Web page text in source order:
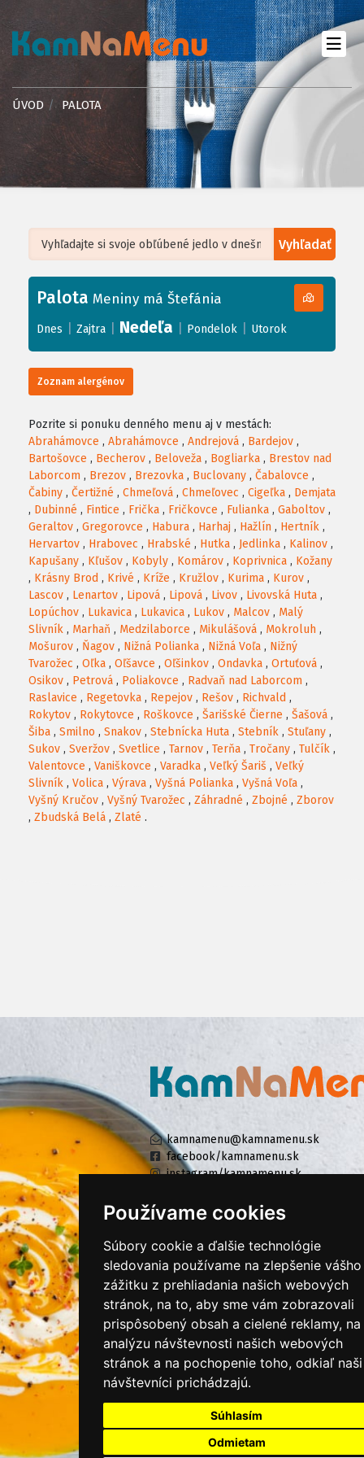
Používame cookies
Súbory cookie a ďalšie technológie
sledovania používame na zlepšenie vášho
zážitku z prehliadania našich webových
stránok, na to, aby sme vám zobrazovali
prispôsobený obsah a cielené reklamy, na
analýzu návštevnosti našich webových
stránok a na pochopenie toho, odkiaľ naši
návštevníci prichádzajú.
Súhlasím
Odmietam
ÚVOD PALOTA
Vyhľadať
+
−
Leaflet| ©OpenStreetMap, Tiles courtesy ofHumanitarian OpenStreetMap
Palota Meniny má Štefánia
Dnes Zajtra Nedeľa Pondelok Utorok
Zoznam alergénov
Pozrite si ponuku denného menu aj v mestách:
Abrahámovce , Abrahámovce , Andrejová , Bardejov ,
Bartošovce , Becherov , Beloveža , Bogliarka , Brestov nad
Laborcom , Brezov , Brezovka , Buclovany , Čabalovce ,
Čabiny , Čertižné , Chmeľová , Chmeľovec , Cigeľka , Demjata
, Dubinné , Fintice , Frička , Fričkovce , Fulianka , Gaboltov ,
Geraltov , Gregorovce , Habura , Harhaj , Hažlín , Hertník ,
Hervartov , Hrabovec , Hrabské , Hutka , Jedlinka , Kalinov ,
Kapušany , Kľušov , Kobyly , Komárov , Koprivnica , Kožany
, Krásny Brod , Krivé , Kríže , Kružlov , Kurima , Kurov ,
Lascov , Lenartov , Lipová , Lipová , Livov , Livovská Huta ,
Lopúchov , Lukavica , Lukavica , Lukov , Malcov , Malý
Slivník , Marhaň , Medzilaborce , Mikulášová , Mokroluh ,
Mošurov , Ňagov , Nižná Polianka , Nižná Voľa , Nižný
Tvarožec , Oľka , Oľšavce , Oľšinkov , Ondavka , Ortuťová ,
Osikov , Petrová , Poliakovce , Radvaň nad Laborcom ,
Raslavice , Regetovka , Repejov , Rešov , Richvald ,
Rokytov , Rokytovce , Roškovce , Šarišské Čierne , Šašová ,
Šiba , Smilno , Snakov , Stebnícka Huta , Stebník , Stuľany ,
Sukov , Sveržov , Svetlice , Tarnov , Terňa , Tročany , Tulčík ,
Valentovce , Vaniškovce , Varadka , Veľký Šariš , Veľký
Slivník , Volica , Výrava , Vyšná Polianka , Vyšná Voľa ,
Vyšný Kručov , Vyšný Tvarožec , Záhradné , Zbojné , Zborov
, Zbudská Belá , Zlaté .
kamnamenu@kamnamenu.sk
facebook/kamnamenu.sk
instagram/kamnamenu.sk
PRIHLÁSIŤ SA DO ZÁKAZNÍCKEJ ZÓNY
Všeobecné obchodné podmienky
Ochrana osobných údajov
Cookies
Moje KamNaMenu
Pridať reštauráciu